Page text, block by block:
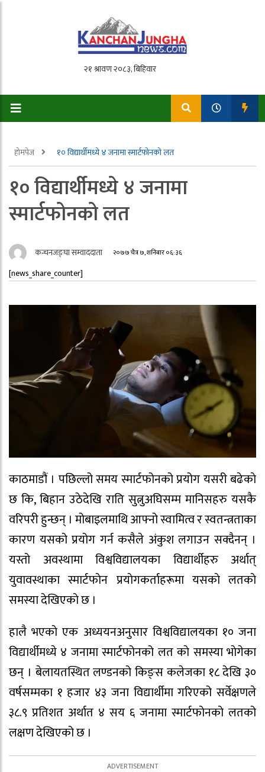
होमपेज १० विद्यार्थीमध्ये ४ जनामा स्मार्टफोनको लत
१० विद्यार्थीमध्ये ४ जनामा
स्मार्टफोनको लत
कन्चनजङ्घा सम्वाददाता २०७७ चैत्र ७, शनिबार ०६:३६
[news_share_counter]
काठमाडौं । पछिल्लो समय स्मार्टफोनको प्रयोग यसरी बढेकाे
छ कि, बिहान उठेदेखि राति सुत्नुअघिसम्म मानिसहरु यसकै
वरिपरी हुन्छन् । मोबाइलमाथि आफ्नो स्वामित्व र स्वतन्त्रताका
कारण यसको प्रयोग गर्न कसैले अंकुश लगाउन सक्दैनन् ।
यस्तो अवस्थामा विश्वविद्यालयका विद्यार्थीहरु अर्थात्
युवावस्थाका स्मार्टफाेन प्रयाेगकर्ताहरूमा यसकाे लतकाे
समस्या देखिएकाे छ ।
हालै भएकाे एक अध्ययनअनुसार विश्वविद्यालयका १० जना
विद्यार्थीमध्ये ४ जनामा स्मार्टफोनको लत काे समस्या भाेगेका
छन् । बेलायतस्थित लण्डनको किङ्स कलेजका १८ देखि ३०
वर्षसम्मका १ हजार ४३ जना विद्यार्थीमा गरिएको सर्वेक्षणले
३८.९ प्रतिशत अर्थात ४ सय ६ जनामा स्मार्टफोनको लतको
लक्षण देखिएको छ ।